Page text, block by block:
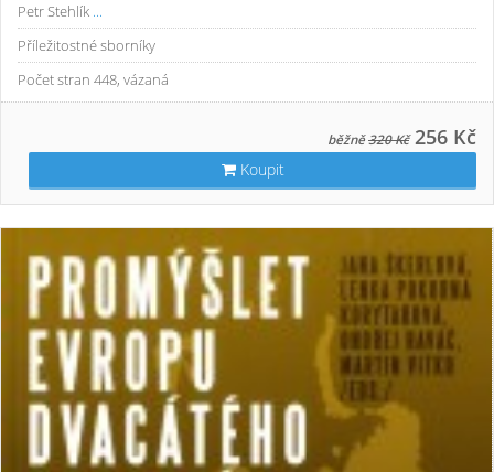
Petr Stehlík ...
Příležitostné sborníky
Počet stran 448, vázaná
běžně320 Kč 256 Kč
Koupit